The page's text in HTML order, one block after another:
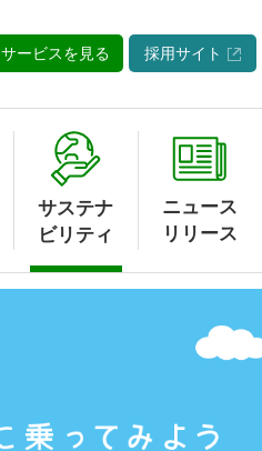
サステナ
ビリティ
ニュース
リリース
サービスを見る 採用サイト